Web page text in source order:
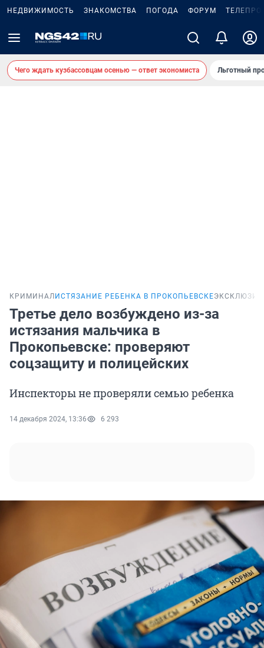
НЕДВИЖИМОСТЬ ЗНАКОМСТВА ПОГОДА ФОРУМ
Чего ждать кузбассовцам осенью — ответ экономиста Льготный
КРИМИНАЛ ИСТЯЗАНИЕ РЕБЕНКА В ПРОКОПЬЕВСКЕЭКСКЛЮЗИВ
Третье дело возбуждено из-за
истязания мальчика в
Прокопьевске: проверяют
соцзащиту и полицейских
Инспекторы не проверяли семью ребенка
14 декабря 2024, 13:36 6 293